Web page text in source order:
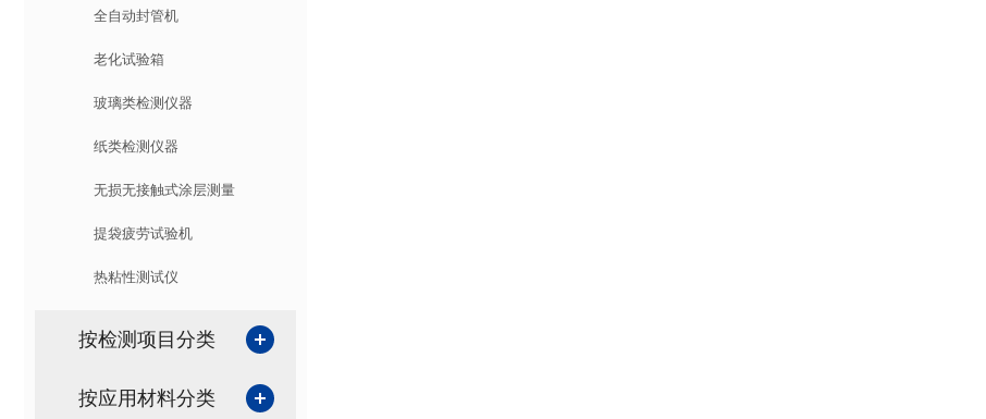
全自动封管机
老化试验箱
玻璃类检测仪器
纸类检测仪器
无损无接触式涂层测量
提袋疲劳试验机
热粘性测试仪
按检测项目分类
阻隔性能
按应用材料分类